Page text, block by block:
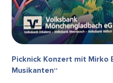
Picknick Konzert mit Mirko
Musikanten“